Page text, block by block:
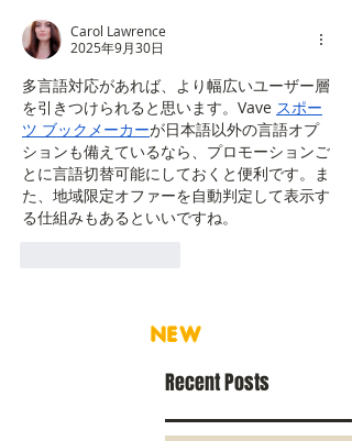
Carol Lawrence
2025年9月30日
多言語対応があれば、より幅広いユーザー層
を引きつけられると思います。Vave スポー
ツ ブックメーカーが日本語以外の言語オプ
ションも備えているなら、プロモーションご
とに言語切替可能にしておくと便利です。ま
た、地域限定オファーを自動判定して表示す
る仕組みもあるといいですね。
NEW
Recent Posts